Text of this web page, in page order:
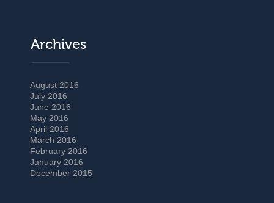
Archives
August 2016
July 2016
June 2016
May 2016
April 2016
March 2016
February 2016
January 2016
December 2015